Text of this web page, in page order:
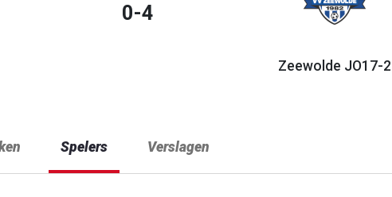
0-4
Zeewolde JO17-2
Spelers Verslagen